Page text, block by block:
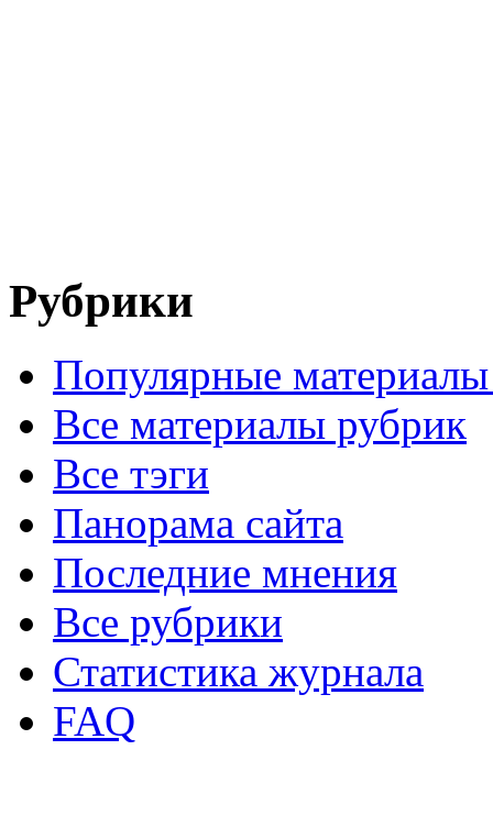
Рубрики
Популярные
Все материалы рубрик
Все тэги
Панорама сайта
Последние мнения
Все рубрики
Статистика журнала
FAQ